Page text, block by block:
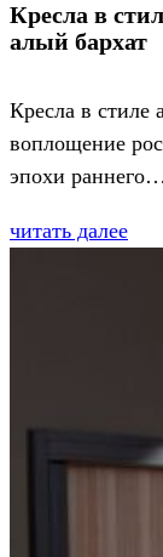
Кресла в
алый бархат
Кресла в стиле
воплощение
эпохи раннего…
читать далее